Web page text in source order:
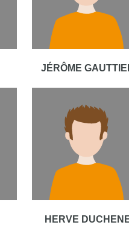
JÉRÔME
HERVE